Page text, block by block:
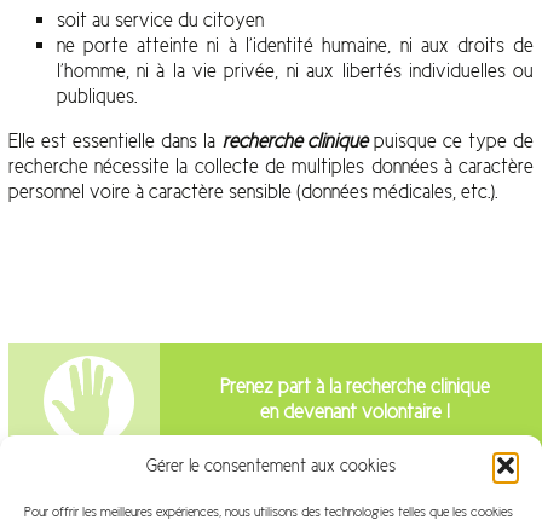
Gérer le consentement aux cookies
Pour offrir les meilleures expériences, nous utilisons des technologies telles que les cookies
soit au service du citoyen
ne porte atteinte ni à l’identité humaine, ni aux droits de
l’homme, ni à la vie privée, ni aux libertés individuelles ou
publiques.
Elle est essentielle dans la recherche cliniquepuisque ce type de
recherche nécessite la collecte de multiples données à caractère
personnel voire à caractère sensible (données médicales, etc.).
Prenez part à la recherche clinique
en devenant volontaire !
Intéressé par la recherche clinique?